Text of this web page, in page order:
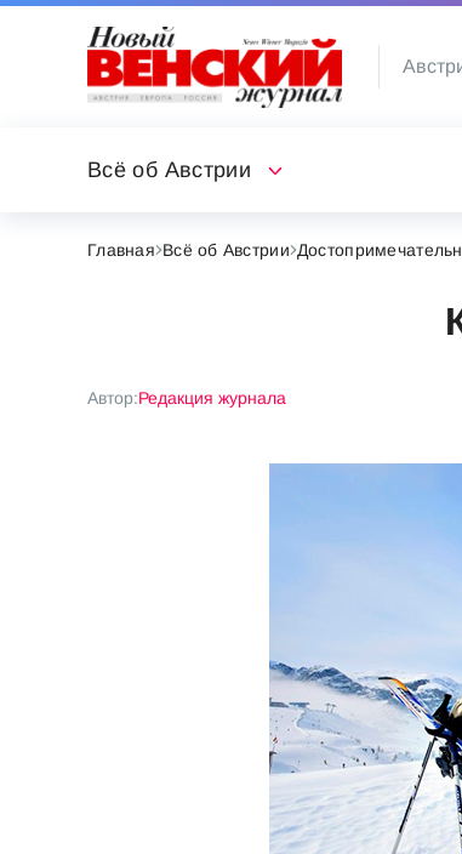
Всё об Австрии
Главная Всё об Австрии
Автор:Редакция журнала